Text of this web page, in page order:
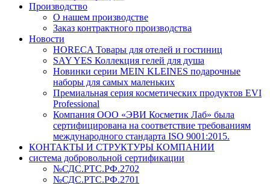
Производство
О нашем производстве
Заказ контрактного производства
Новости
HORECA Товары для отелей и гостиниц
SAY YES Коллекция гелей для душа
Новинки серии MEIN KLEINES подарочные
наборы для самых маленьких
Премиальная серия косметических продуктов EVI
Professional
Компания ООО «ЭВИ Косметик Лаб» была
сертифицирована на соответствие требованиям
международного стандарта ISO 9001:2015.
КОНТАКТЫ И СТРУКТУРЫ КОМПАНИИ
система добровольной сертификации
№СДС.РТС.РФ.2702
№СДС.РТС.РФ.2701